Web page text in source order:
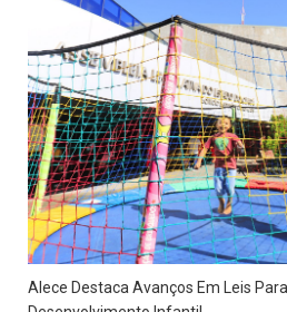
Alece Destaca Avanços Em Leis